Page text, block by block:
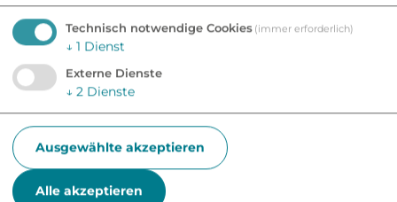
im Monat einen Trauungstermin zu
vereinbaren.
Wollen Sie dem besonderen Tag der Trauung
einen besonderen Rahmen geben, gibt die
Stadtverwaltung gerne nähere Auskünfte.
Für eine Trauung erhebt die Stadt Harburg
Technisch notwendige Cookies (immer erforderlich)
↓ 1 Dienst
Externe Dienste
↓ 2 Dienste
Ausgewählte akzeptieren
Alle akzeptieren